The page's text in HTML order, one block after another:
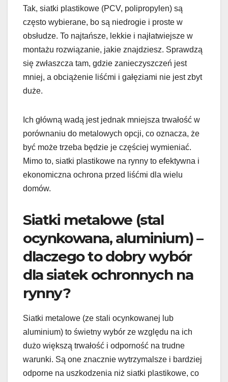
Tak, siatki plastikowe (PCV, polipropylen) są
często wybierane, bo są niedrogie i proste w
obsłudze. To najtańsze, lekkie i najłatwiejsze w
montażu rozwiązanie, jakie znajdziesz. Sprawdzą
się zwłaszcza tam, gdzie zanieczyszczeń jest
mniej, a obciążenie liśćmi i gałęziami nie jest zbyt
duże.
Ich główną wadą jest jednak mniejsza trwałość w
porównaniu do metalowych opcji, co oznacza, że
być może trzeba będzie je częściej wymieniać.
Mimo to, siatki plastikowe na rynny to efektywna i
ekonomiczna ochrona przed liśćmi dla wielu
domów.
Siatki metalowe (stal
ocynkowana, aluminium) –
dlaczego to dobry wybór
dla siatek ochronnych na
rynny?
Siatki metalowe (ze stali ocynkowanej lub
aluminium) to świetny wybór ze względu na ich
dużo większą trwałość i odporność na trudne
warunki. Są one znacznie wytrzymalsze i bardziej
odporne na uszkodzenia niż siatki plastikowe, co